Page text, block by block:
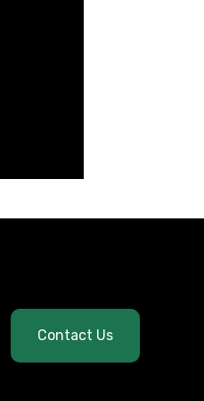
Contact Us